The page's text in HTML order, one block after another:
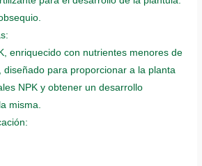
enriquecido con nutrientes menores de
diseñado para proporcionar a la planta
NPK y obtener un desarrollo
misma.